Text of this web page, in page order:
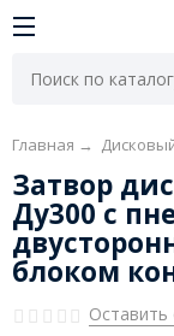
Главная →
Затвор
Ду300 с
блоком
Оставить